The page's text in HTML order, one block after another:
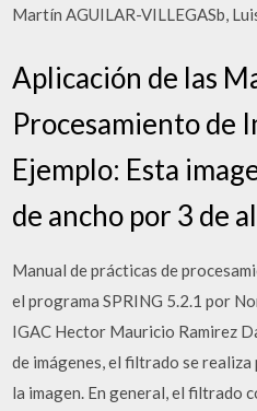
Martín AGUILAR-VILLEGASb,
Aplicación de las
Procesamiento de
Ejemplo: Esta
de ancho por 3 de
Manual de prácticas de
el programa SPRING 5.2.1 por
IGAC Hector Mauricio Ramirez
de imágenes, el filtrado se
la imagen. En general, el filtrado